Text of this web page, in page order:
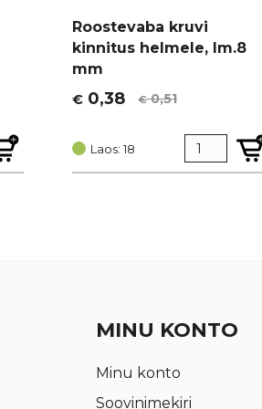
Roostevaba kruvi
kinnitus helmele, lm.8
mm
€0,51
Algne
oli:
€ 0,51.
€0,38
Current
is:
€ 0,38.
Laos: 18
MINU KONTO
Minu konto
Soovinimekiri